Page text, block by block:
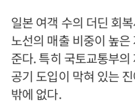
일본 여객 수의 더딘 회
노선의 매출 비중이 높
준다. 특히 국토교통부
공기 도입이 막혀 있는
밖에 없다.